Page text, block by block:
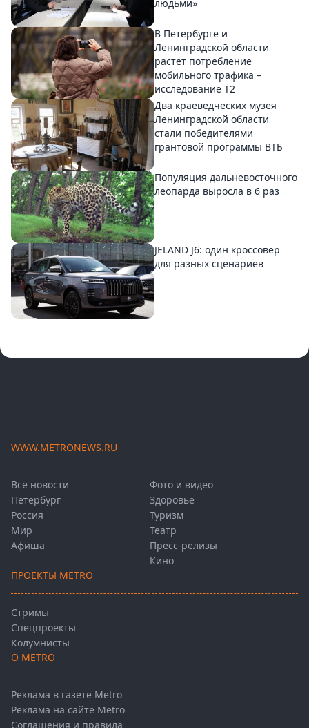
людьми»
В Петербурге и
Ленинградской области
растет потребление
мобильного трафика –
исследование T2
Два краеведческих музея
Ленинградской области
стали победителями
грантовой программы ВТБ
Популяция дальневосточного
леопарда выросла в 6 раз
JELAND J6: один кроссовер
для разных сценариев
WWW.METRONEWS.RU
Все новости
Петербург
Россия
Мир
Афиша
Фото и видео
Здоровье
Туризм
Театр
Пресс-релизы
Кино
ПРОЕКТЫ METRO
Стримы
Спецпроекты
Колумнисты
О METRO
Реклама в газете Metro
Реклама на сайте Metro
Соглашения и правила